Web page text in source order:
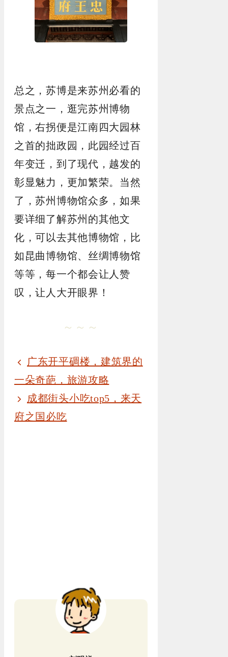
总之，苏博是来苏州必看的
景点之一，逛完苏州博物
馆，右拐便是江南四大园林
之首的拙政园，此园经过百
年变迁，到了现代，越发的
彰显魅力，更加繁荣。当然
了，苏州博物馆众多，如果
要详细了解苏州的其他文
化，可以去其他博物馆，比
如昆曲博物馆、丝绸博物馆
等等，每一个都会让人赞
叹，让人大开眼界！
～～～
广东开平碉楼，建筑界的
一朵奇葩，旅游攻略
成都街头小吃top5，来天
府之国必吃